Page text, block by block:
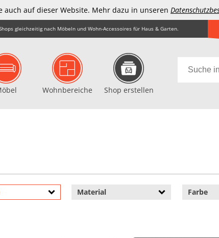
auch auf dieser Website. Mehr dazu in unseren
gleichzeitig nach Möbeln und Wohn-Accessoires für Haus & Garten.
Wohnbereiche Shop erstellen
Material Farbe